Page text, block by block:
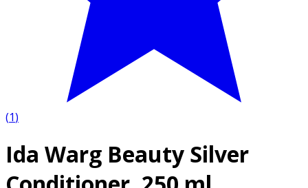
(1)
Ida Warg Beauty Silver